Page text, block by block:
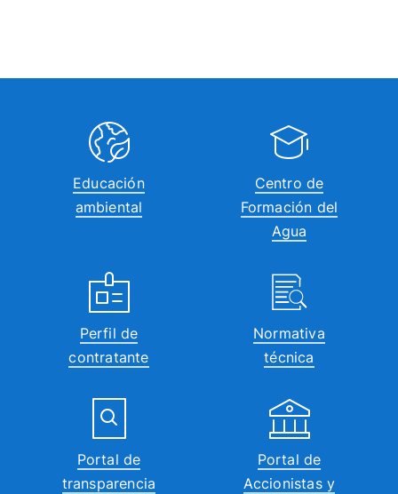
Educación
ambiental
Centro de
Formación del
Agua
Perfil de
contratante
Normativa
técnica
Portal de
transparencia
Portal de
Accionistas y